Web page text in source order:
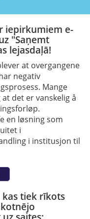
iepirkumiem e-
"Saņemt
lejasdaļā!
at overgangene
negativ
Mange
det er vanskelig å
en løsning som
i
i institusjon til
tiek rīkots